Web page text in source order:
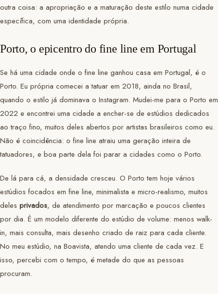
outra coisa: a apropriação e a maturação deste estilo numa cidade
específica, com uma identidade própria.
Porto, o epicentro do fine line em Portugal
Se há uma cidade onde o fine line ganhou casa em Portugal, é o
Porto. Eu própria comecei a tatuar em 2018, ainda no Brasil,
quando o estilo já dominava o Instagram. Mudei-me para o Porto em
2022 e encontrei uma cidade a encher-se de estúdios dedicados
ao traço fino, muitos deles abertos por artistas brasileiros como eu.
Não é coincidência: o fine line atraiu uma geração inteira de
tatuadores, e boa parte dela foi parar a cidades como o Porto.
De lá para cá, a densidade cresceu. O Porto tem hoje vários
estúdios focados em fine line, minimalista e micro-realismo, muitos
deles privados, de atendimento por marcação e poucos clientes
por dia. É um modelo diferente do estúdio de volume: menos walk-
in, mais consulta, mais desenho criado de raiz para cada cliente.
No meu estúdio, na Boavista, atendo uma cliente de cada vez. E
isso, percebi com o tempo, é metade do que as pessoas
procuram.